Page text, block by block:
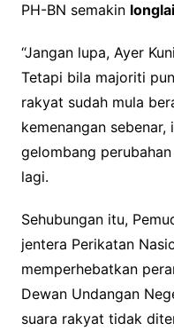
PH-BN semakin longlai
“Jangan lupa, Ayer
Tetapi bila majoriti
rakyat sudah mula
kemenangan
gelombang
lagi.
Sehubungan itu,
jentera Perikatan
memperhebatkan
Dewan Undangan
suara rakyat tidak